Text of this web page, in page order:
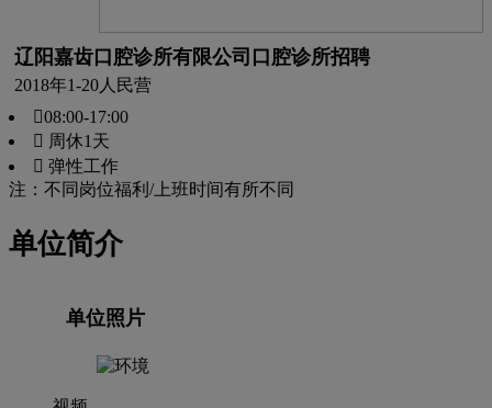
辽阳嘉齿口腔诊所有限公司口腔诊所招聘
2018年1-20人 民营
08:00-17:00
 周休1天
 弹性工作
注：不同岗位福利/上班时间有所不同
单位简介
单位照片